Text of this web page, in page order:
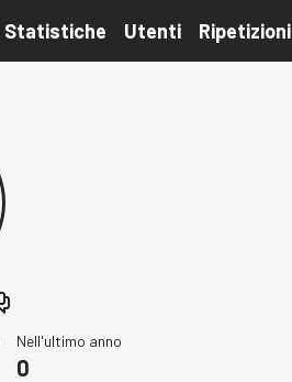
Statistiche Utenti Ripetizioni
Nell'ultimo anno
0